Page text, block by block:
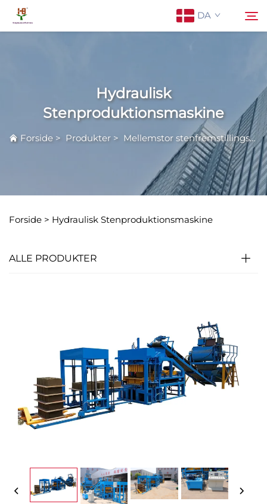
DA
Produkter
Anvendelse
Kontakt os
Hydraulisk
Stenproduktionsmaskine
Forside > Produkter > Mellemstor stenfremstillingsmaskine
Forside > Hydraulisk Stenproduktionsmaskine
ALLE PRODUKTER